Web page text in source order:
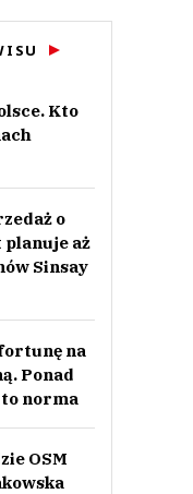
on the site
niedawno czytałem
również, że zamknęli
Kto
o
planuje aż
Sinsay
na
Ponad
to norma
OSM